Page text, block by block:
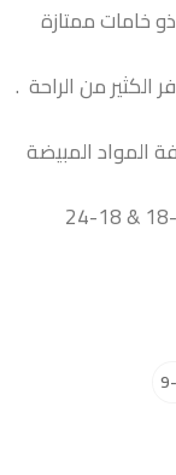
خامات ممتازة
الكثير من الراحة .
المواد المبيضة